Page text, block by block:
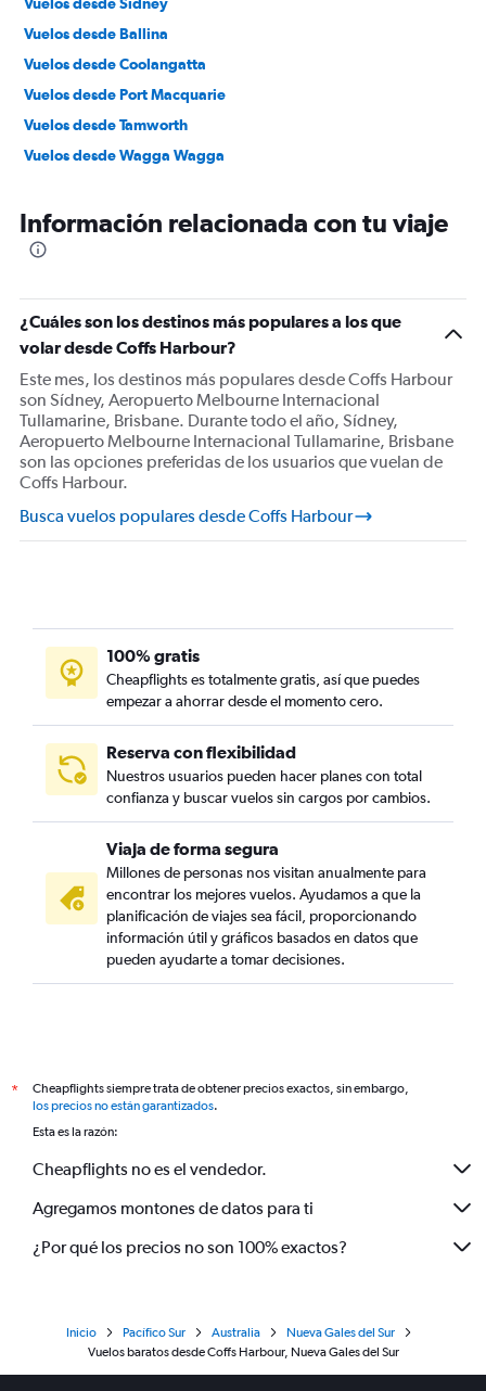
Vuelos desde Ballina
Vuelos desde Coolangatta
Vuelos desde Port Macquarie
Vuelos desde Tamworth
Vuelos desde Wagga Wagga
Información relacionada con tu viaje
¿Cuáles son los destinos más populares a los que
volar desde Coffs Harbour?
Este mes, los destinos más populares desde Coffs Harbour
son Sídney, Aeropuerto Melbourne Internacional
Tullamarine, Brisbane. Durante todo el año, Sídney,
Aeropuerto Melbourne Internacional Tullamarine, Brisbane
son las opciones preferidas de los usuarios que vuelan de
Coffs Harbour.
Busca vuelos populares desde Coffs Harbour
100% gratis
Cheapflights es totalmente gratis, así que puedes
empezar a ahorrar desde el momento cero.
Reserva con flexibilidad
Nuestros usuarios pueden hacer planes con total
confianza y buscar vuelos sin cargos por cambios.
Viaja de forma segura
Millones de personas nos visitan anualmente para
encontrar los mejores vuelos. Ayudamos a que la
planificación de viajes sea fácil, proporcionando
información útil y gráficos basados en datos que
pueden ayudarte a tomar decisiones.
*
Cheapflights siempre trata de obtener precios exactos, sin embargo,
los precios no están garantizados.
Esta es la razón:
Cheapflights no es el vendedor.
Agregamos montones de datos para ti
¿Por qué los precios no son 100% exactos?
Inicio Pacífico Sur Australia
Nueva Gales del Sur
Vuelos baratos desde Coffs Harbour, Nueva Gales del Sur